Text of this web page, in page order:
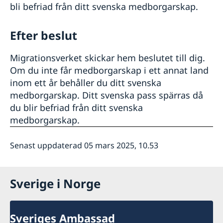
bli befriad från ditt svenska medborgarskap.
Efter beslut
Migrationsverket skickar hem beslutet till dig.
Om du inte får medborgarskap i ett annat land
inom ett år behåller du ditt svenska
medborgarskap. Ditt svenska pass spärras då
du blir befriad från ditt svenska
medborgarskap.
Senast uppdaterad 05 mars 2025, 10.53
Sverige i Norge
Sveriges Ambassad